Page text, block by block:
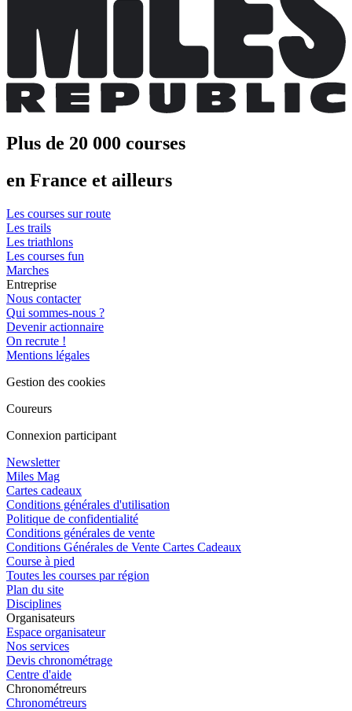
Plus de 20 000 courses
en France et ailleurs
Les courses sur route
Les trails
Les triathlons
Les courses fun
Marches
Entreprise
Nous contacter
Qui sommes-nous ?
Devenir actionnaire
On recrute !
Mentions légales
Gestion des cookies
Coureurs
Connexion participant
Newsletter
Miles Mag
Cartes cadeaux
Conditions générales d'utilisation
Politique de confidentialité
Conditions générales de vente
Conditions Générales de Vente Cartes Cadeaux
Course à pied
Toutes les courses par région
Plan du site
Disciplines
Organisateurs
Espace organisateur
Nos services
Devis chronométrage
Centre d'aide
Chronométreurs
Chronométreurs